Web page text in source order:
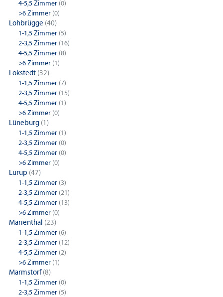
4-5,5 Zimmer (0)
>6 Zimmer (0)
Lohbrügge (40)
1-1,5 Zimmer (5)
2-3,5 Zimmer (16)
4-5,5 Zimmer (8)
>6 Zimmer (1)
Lokstedt (32)
1-1,5 Zimmer (7)
2-3,5 Zimmer (15)
4-5,5 Zimmer (1)
>6 Zimmer (0)
Lüneburg (1)
1-1,5 Zimmer (1)
2-3,5 Zimmer (0)
4-5,5 Zimmer (0)
>6 Zimmer (0)
Lurup (47)
1-1,5 Zimmer (3)
2-3,5 Zimmer (21)
4-5,5 Zimmer (13)
>6 Zimmer (0)
Marienthal (23)
1-1,5 Zimmer (6)
2-3,5 Zimmer (12)
4-5,5 Zimmer (2)
>6 Zimmer (1)
Marmstorf(8)
1-1,5 Zimmer (0)
2-3,5 Zimmer (5)